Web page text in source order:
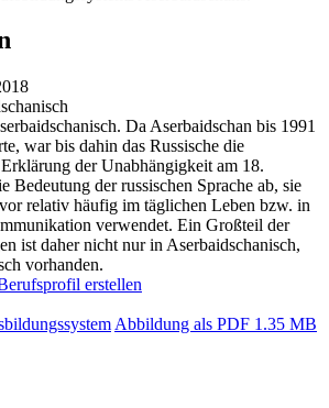
Da Aserbaidschan bis 1991
war bis dahin das Russische die
der Unabhängigkeit am 18.
Bedeutung der russischen Sprache ab, sie
relativ häufig im täglichen Leben bzw. in
verwendet. Ein Großteil der
ist daher nicht nur in Aserbaidschanisch,
vorhanden.
erstellen
Abbildung als PDF 1.35 MB